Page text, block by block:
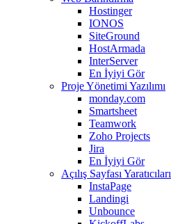
Hostinger
IONOS
SiteGround
HostArmada
InterServer
En İyiyi Gör
Proje Yönetimi Yazılımı
monday.com
Smartsheet
Teamwork
Zoho Projects
Jira
En İyiyi Gör
Açılış Sayfası Yaratıcıları
InstaPage
Landingi
Unbounce